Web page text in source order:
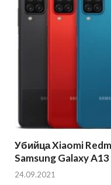
Убийца Xiaomi
Samsung Galaxy A13
24.09.2021